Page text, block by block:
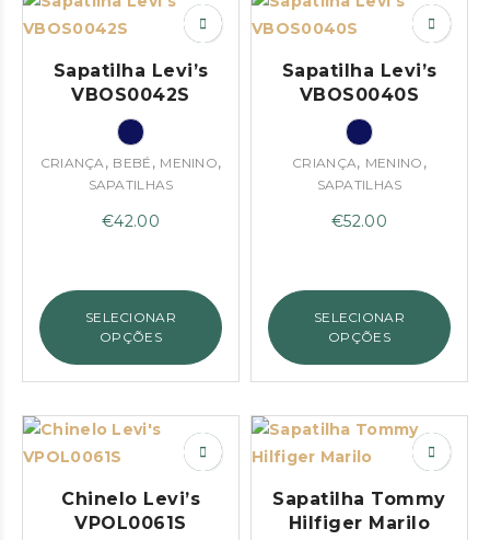
Sapatilha Levi’s
VBOS0042S
CRIANÇA, BEBÉ , MENINO,
SAPATILHAS
€42.00
SELECIONAR
OPÇÕES
Sapatilha Levi’s
VBOS0040S
CRIANÇA, MENINO ,
SAPATILHAS
€52.00
SELECIONAR
OPÇÕES
Chinelo Levi’s
VPOL0061S
Sapatilha Tommy
Hilfiger Marilo